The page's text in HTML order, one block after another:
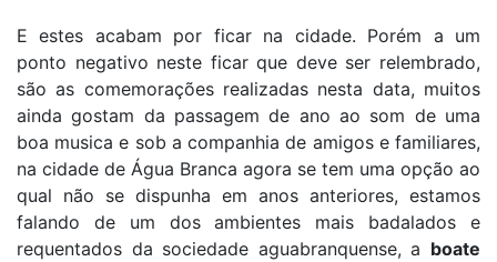
E estes acabam por ficar na cidade. Porém a um
ponto negativo neste ficar que deve ser relembrado,
são as comemorações realizadas nesta data, muitos
ainda gostam da passagem de ano ao som de uma
boa musica e sob a companhia de amigos e familiares,
na cidade de Água Branca agora se tem uma opção ao
qual não se dispunha em anos anteriores, estamos
falando de um dos ambientes mais badalados e
requentados da sociedade aguabranquense, a boate